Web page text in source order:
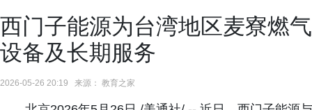
西门子能源为台湾地区麦寮燃
设备及长期服务
2026-05-26 20:19 来源： 教育之家